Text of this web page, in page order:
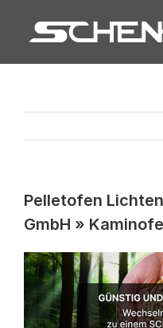
Inhalt
Pelletofen
GmbH »